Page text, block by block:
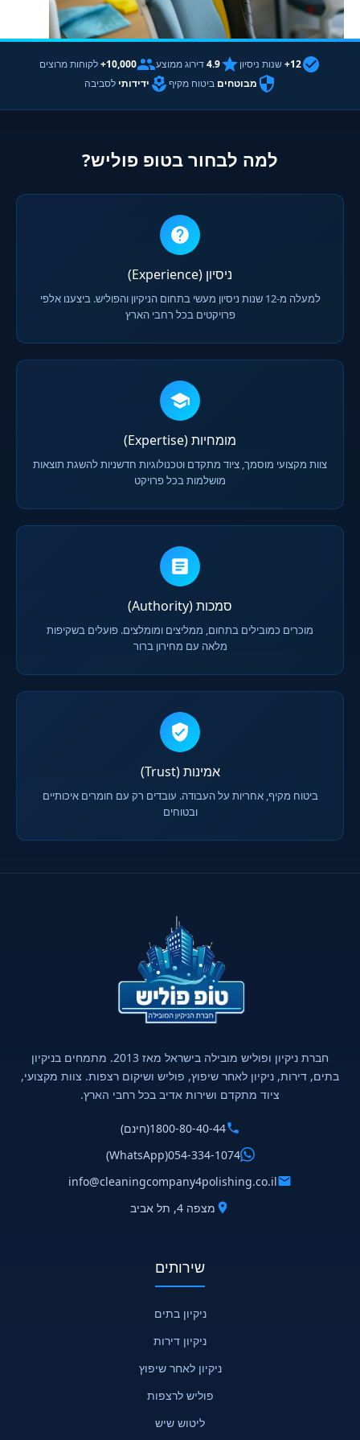
12+ שנות ניסיון 4.9דירוג ממוצע 10,000+
לקוחות מרוצים
מבוטחים ביטוח מקיף ידידותי לסביבה
למה לבחור בטופ פוליש?
ניסיון (Experience)
למעלה מ-12 שנות ניסיון מעשי בתחום הניקיון והפוליש. ביצענו אלפי
פרויקטים בכל רחבי הארץ
מומחיות (Expertise)
צוות מקצועי מוסמך, ציוד מתקדם וטכנולוגיות חדשניות להשגת תוצאות
מושלמות בכל פרויקט
סמכות (Authority)
מוכרים כמובילים בתחום, ממליצים ומומלצים. פועלים בשקיפות
מלאה עם מחירון ברור
אמינות (Trust)
ביטוח מקיף, אחריות על העבודה. עובדים רק עם חומרים איכותיים
ובטוחים
חברת ניקיון ופוליש מובילה בישראל מאז 2013. מתמחים בניקיון
בתים, דירות, ניקיון לאחר שיפוץ, פוליש ושיקום רצפות. צוות מקצועי,
ציוד מתקדם ושירות אדיב בכל רחבי הארץ.
1800-80-40-44(חינם)
054-334-1074
(WhatsApp)
info@cleaningcompany4polishing.co.il
מצפה 4, תל אביב
שירותים
ניקיון בתים
ניקיון דירות
ניקיון לאחר שיפוץ
פוליש לרצפות
ליטוש שיש